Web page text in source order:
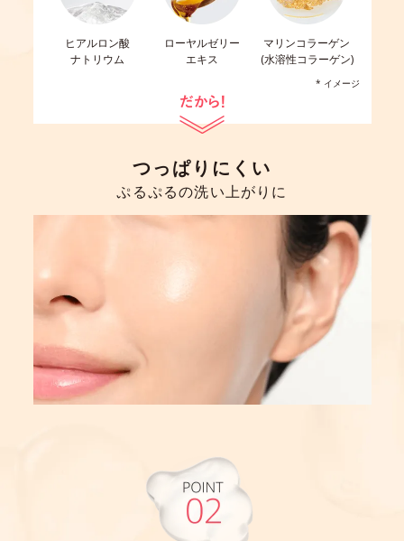
ヒアルロン酸
ナトリウム
ローヤルゼリー
エキス
マリンコラーゲン
(水溶性コラーゲン)
* イメージ
つっぱりにくい
ぷるぷるの洗い上がりに